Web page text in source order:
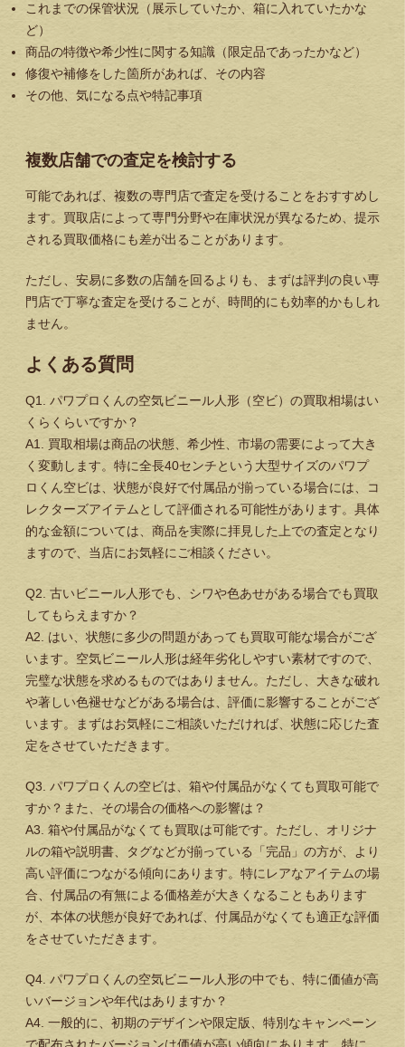
これまでの保管状況（展示していたか、箱に入れていたかな
ど）
商品の特徴や希少性に関する知識（限定品であったかなど）
修復や補修をした箇所があれば、その内容
その他、気になる点や特記事項
複数店舗での査定を検討する
可能であれば、複数の専門店で査定を受けることをおすすめし
ます。買取店によって専門分野や在庫状況が異なるため、提示
される買取価格にも差が出ることがあります。
ただし、安易に多数の店舗を回るよりも、まずは評判の良い専
門店で丁寧な査定を受けることが、時間的にも効率的かもしれ
ません。
よくある質問
Q1. パワプロくんの空気ビニール人形（空ビ）の買取相場はい
くらくらいですか？
A1. 買取相場は商品の状態、希少性、市場の需要によって大き
く変動します。特に全長40センチという大型サイズのパワプ
ロくん空ビは、状態が良好で付属品が揃っている場合には、コ
レクターズアイテムとして評価される可能性があります。具体
的な金額については、商品を実際に拝見した上での査定となり
ますので、当店にお気軽にご相談ください。
Q2. 古いビニール人形でも、シワや色あせがある場合でも買取
してもらえますか？
A2. はい、状態に多少の問題があっても買取可能な場合がござ
います。空気ビニール人形は経年劣化しやすい素材ですので、
完璧な状態を求めるものではありません。ただし、大きな破れ
や著しい色褪せなどがある場合は、評価に影響することがござ
います。まずはお気軽にご相談いただければ、状態に応じた査
定をさせていただきます。
Q3. パワプロくんの空ビは、箱や付属品がなくても買取可能で
すか？また、その場合の価格への影響は？
A3. 箱や付属品がなくても買取は可能です。ただし、オリジナ
ルの箱や説明書、タグなどが揃っている「完品」の方が、より
高い評価につながる傾向にあります。特にレアなアイテムの場
合、付属品の有無による価格差が大きくなることもあります
が、本体の状態が良好であれば、付属品がなくても適正な評価
をさせていただきます。
Q4. パワプロくんの空気ビニール人形の中でも、特に価値が高
いバージョンや年代はありますか？
A4. 一般的に、初期のデザインや限定版、特別なキャンペーン